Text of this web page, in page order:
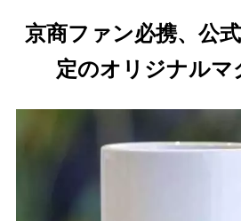
京商ファン必携、公
定のオリジナルマ